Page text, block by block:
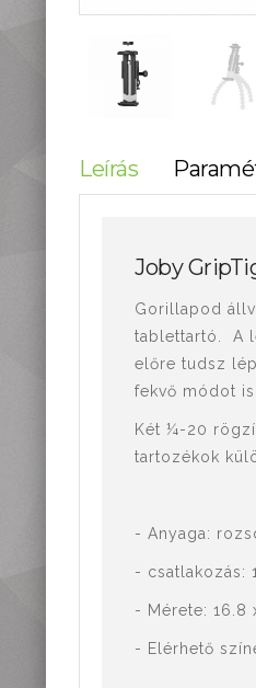
Leírás
Joby
Gorillapod
tablettartó. A
előre tudsz
fekvő módot
Két ¼-20
tartozékok
- Anyaga:
- csatlakozás:
- Mérete: 16.8
- Elérhető